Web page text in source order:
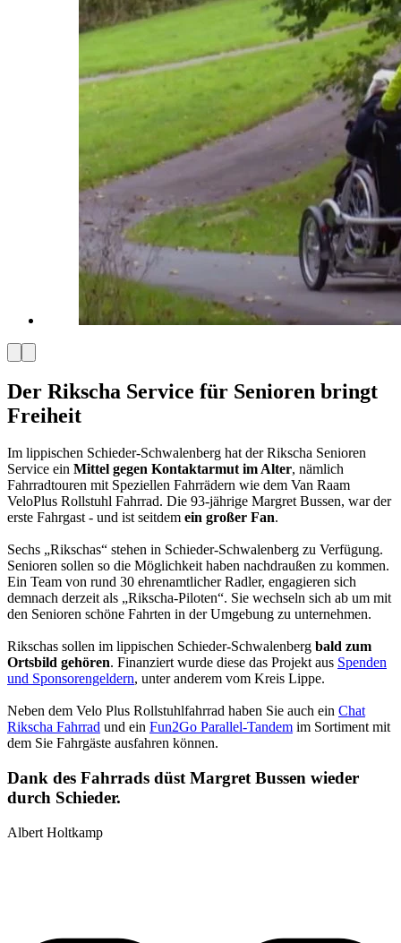
Der Rikscha Service für Senioren bringt
Freiheit
Im lippischen Schieder-Schwalenberg hat der Rikscha Senioren
Service ein Mittel gegen Kontaktarmut im Alter, nämlich
Fahrradtouren mit Speziellen Fahrrädern wie dem Van Raam
VeloPlus Rollstuhl Fahrrad. Die 93-jährige Margret Bussen, war der
erste Fahrgast - und ist seitdem ein großer Fan.
Sechs „Rikschas“ stehen in Schieder-Schwalenberg zu Verfügung.
Senioren sollen so die Möglichkeit haben nachdraußen zu kommen.
Ein Team von rund 30 ehrenamtlicher Radler, engagieren sich
demnach derzeit als „Rikscha-Piloten“. Sie wechseln sich ab um mit
den Senioren schöne Fahrten in der Umgebung zu unternehmen.
Rikschas sollen im lippischen Schieder-Schwalenberg bald zum
Ortsbild gehören. Finanziert wurde diese das Projekt aus Spenden
und Sponsorengeldern, unter anderem vom Kreis Lippe.
Neben dem Velo Plus Rollstuhlfahrrad haben Sie auch ein Chat
Rikscha Fahrrad und ein Fun2Go Parallel-Tandem im Sortiment mit
dem Sie Fahrgäste ausfahren können.
Dank des Fahrrads düst Margret Bussen wieder
durch Schieder.
Albert Holtkamp